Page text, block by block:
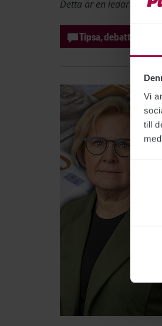
Vi
till
Detta är en ledartext.
Tipsa, debattera